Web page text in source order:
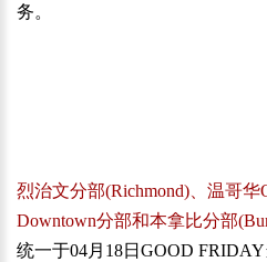
务。
烈治文分部(Richmond)、温哥
Downtown分部和本拿比分部
统一于04月18日GOOD